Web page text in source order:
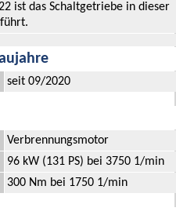
ist das Schaltgetriebe in dieser
seit 09/2020
Verbrennungsmotor
96 kW (131 PS) bei 3750 1/min
300 Nm bei 1750 1/min